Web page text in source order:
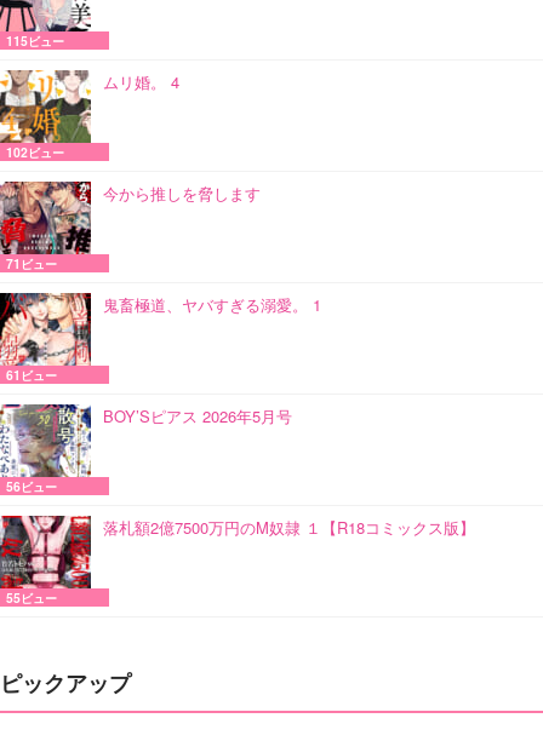
115ビュー
ムリ婚。 4
102ビュー
今から推しを脅します
71ビュー
鬼畜極道、ヤバすぎる溺愛。 1
61ビュー
BOY’Sピアス 2026年5月号
56ビュー
落札額2億7500万円のM奴隷 １【R18コミックス版】
55ビュー
ピックアップ